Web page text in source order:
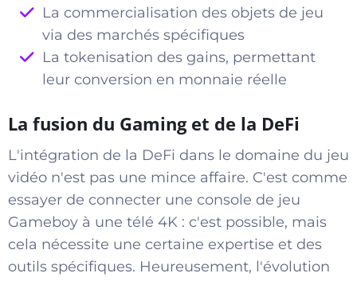
La commercialisation des objets de jeu
via des marchés spécifiques
La tokenisation des gains, permettant
leur conversion en monnaie réelle
La fusion du Gaming et de la DeFi
L'intégration de la DeFi dans le domaine du jeu
vidéo n'est pas une mince affaire. C'est comme
essayer de connecter une console de jeu
Gameboy à une télé 4K : c'est possible, mais
cela nécessite une certaine expertise et des
outils spécifiques. Heureusement, l'évolution